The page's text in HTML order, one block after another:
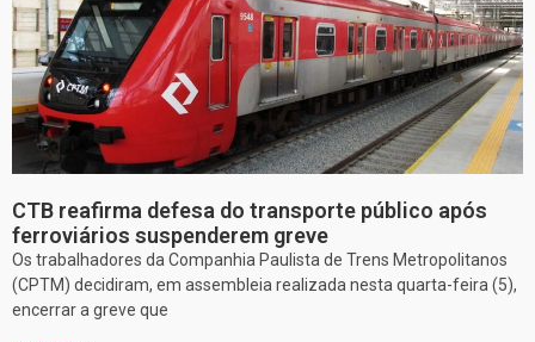
CTB reafirma defesa do transporte público após
ferroviários suspenderem greve
Os trabalhadores da Companhia Paulista de Trens Metropolitanos
(CPTM) decidiram, em assembleia realizada nesta quarta-feira (5),
encerrar a greve que